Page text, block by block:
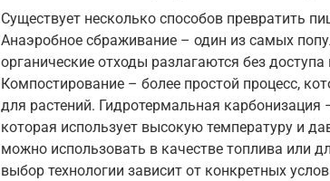
Существует несколько способов превратить
Анаэробное сбраживание – один из самых
органические отходы разлагаются без
Компостирование – более простой процесс,
для растений. Гидротермальная карбонизация
которая использует высокую температуру и
можно использовать в качестве топлива или
выбор технологии зависит от конкретных